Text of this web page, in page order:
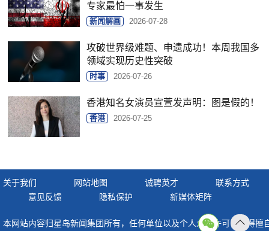
专家最怕一事发生
新闻解画 2026-07-28
攻破世界级难题、申遗成功！本周我国多
领域实现历史性突破
时事 2026-07-26
香港知名女演员宣萱发声明：图是假的！
香港 2026-07-25
关于我们 网站地图 诚聘英才
联系方式
意见反馈
隐私保护 新媒体矩阵
本网站内容归星岛新闻集团所有，任何单位以及个人未经许可，不得擅